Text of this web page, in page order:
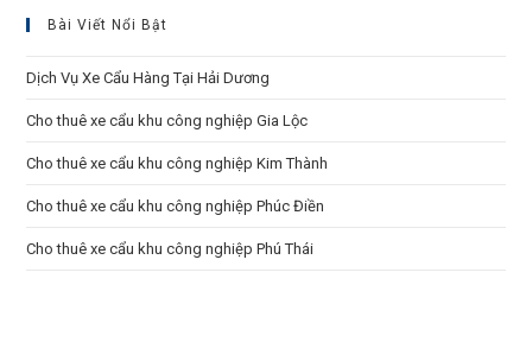
Bài Viết Nổi Bật
Dịch Vụ Xe Cẩu Hàng Tại Hải Dương
Cho thuê xe cẩu khu công nghiệp Gia Lộc
Cho thuê xe cẩu khu công nghiệp Kim Thành
Cho thuê xe cẩu khu công nghiệp Phúc Điền
Cho thuê xe cẩu khu công nghiệp Phú Thái